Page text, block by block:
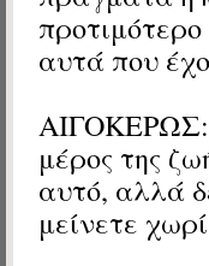
αυτά που
ΑΙΓΟΚΕΡΩΣ:
μέρος της
αυτό, αλλά
μείνετε